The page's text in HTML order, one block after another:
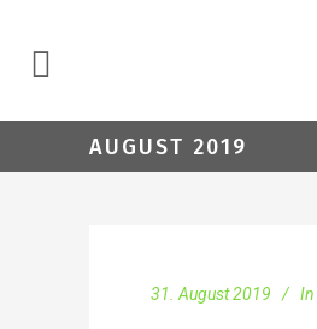
AUGUST 2019
31. August 2019 In